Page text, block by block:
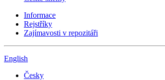
Informace
Rejstříky
Zajímavosti v repozitáři
English
Česky